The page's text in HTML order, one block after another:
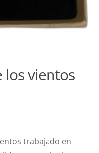
los vientos
trabajado en